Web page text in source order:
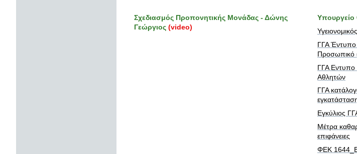
Σχεδιασμός Προπονητικής Μονάδας - Δώνης
Γεώργιος (video)
Υπουργείο
ΓΓΑ Έντυπο
Προσωπικό
ΓΓΑ Εντυπο
Αθλητών
ΓΓΑ
Εγκύλιος
Μέτρα
επιφάνειες
ΦΕΚ